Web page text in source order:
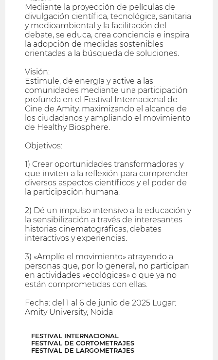
Mediante la proyección de películas de
divulgación científica, tecnológica, sanitaria
y medioambiental y la facilitación del
debate, se educa, crea conciencia e inspira
la adopción de medidas sostenibles
orientadas a la búsqueda de soluciones.
Visión:
Estimule, dé energía y active a las
comunidades mediante una participación
profunda en el Festival Internacional de
Cine de Amity, maximizando el alcance de
los ciudadanos y ampliando el movimiento
de Healthy Biosphere.
Objetivos:
1) Crear oportunidades transformadoras y
que inviten a la reflexión para comprender
diversos aspectos científicos y el poder de
la participación humana.
2) Dé un impulso intensivo a la educación y
la sensibilización a través de interesantes
historias cinematográficas, debates
interactivos y experiencias.
3) «Amplíe el movimiento» atrayendo a
personas que, por lo general, no participan
en actividades «ecológicas» o que ya no
están comprometidas con ellas.
Fecha: del 1 al 6 de junio de 2025 Lugar:
Amity University, Noida
FESTIVAL INTERNACIONAL
FESTIVAL DE CORTOMETRAJES
FESTIVAL DE LARGOMETRAJES